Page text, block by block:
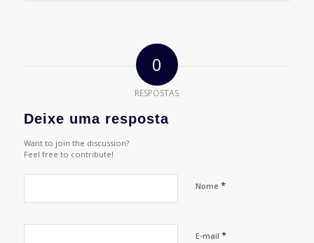
0
RESPOSTAS
Deixe uma resposta
Want to join the discussion?
Feel free to contribute!
Nome *
E-mail *